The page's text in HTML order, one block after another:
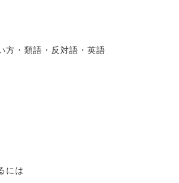
方・類語・反対語・英語
には